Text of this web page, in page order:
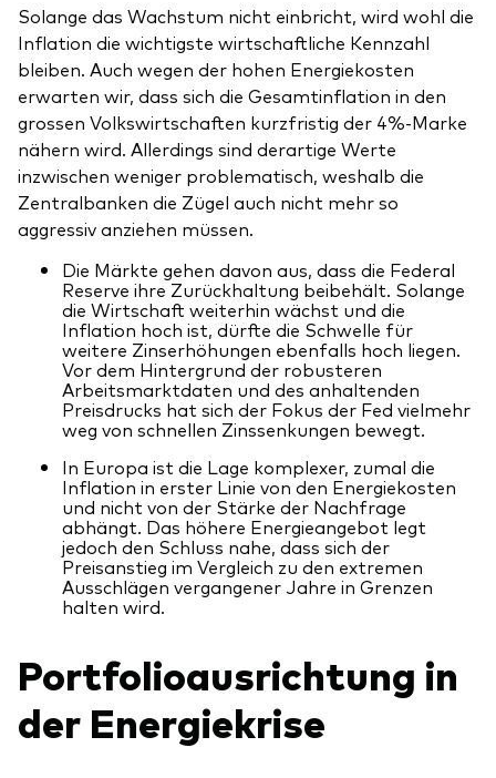
Solange das Wachstum nicht einbricht, wird wohl die
Inflation die wichtigste wirtschaftliche Kennzahl
bleiben. Auch wegen der hohen Energiekosten
erwarten wir, dass sich die Gesamtinflation in den
grossen Volkswirtschaften kurzfristig der 4%-Marke
nähern wird. Allerdings sind derartige Werte
inzwischen weniger problematisch, weshalb die
Zentralbanken die Zügel auch nicht mehr so
aggressiv anziehen müssen.
Die Märkte gehen davon aus, dass die Federal
Reserve ihre Zurückhaltung beibehält. Solange
die Wirtschaft weiterhin wächst und die
Inflation hoch ist, dürfte die Schwelle für
weitere Zinserhöhungen ebenfalls hoch liegen.
Vor dem Hintergrund der robusteren
Arbeitsmarktdaten und des anhaltenden
Preisdrucks hat sich der Fokus der Fed vielmehr
weg von schnellen Zinssenkungen bewegt.
In Europa ist die Lage komplexer, zumal die
Inflation in erster Linie von den Energiekosten
und nicht von der Stärke der Nachfrage
abhängt. Das höhere Energieangebot legt
jedoch den Schluss nahe, dass sich der
Preisanstieg im Vergleich zu den extremen
Ausschlägen vergangener Jahre in Grenzen
halten wird.
Portfolioausrichtung in
der Energiekrise